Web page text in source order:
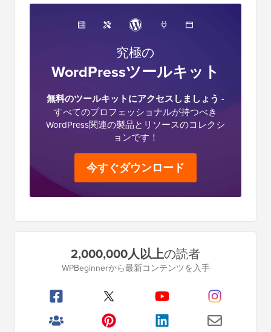
究極の
WordPressツールキット
無料のツールキットにアクセスしましょう -
すべてのプロフェッショナルが持つべき
WordPress関連の製品とリソースのコレクシ
ョンです！
今すぐダウンロード
2,000,000人以上の読者
WPBeginnerから最新コンテンツを入手